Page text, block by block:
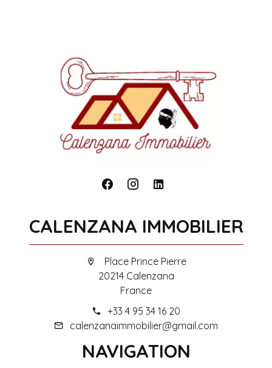
CALENZANA IMMOBILIER
Place Prince Pierre
20214 Calenzana
France
+33 4 95 34 16 20
calenzanaimmobilier@gmail.com
NAVIGATION